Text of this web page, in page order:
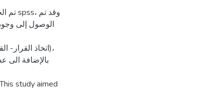
الوصول إلى
اتخاذ القرار-
بالإضافة الى